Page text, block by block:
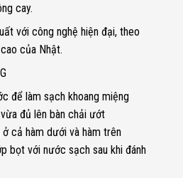
cay.
với công nghệ hiện đại, theo
của Nhật.
để làm sạch khoang miệng
đủ lên bàn chải ướt
ở cả hàm dưới và hàm trên
bọt với nước sạch sau khi đánh